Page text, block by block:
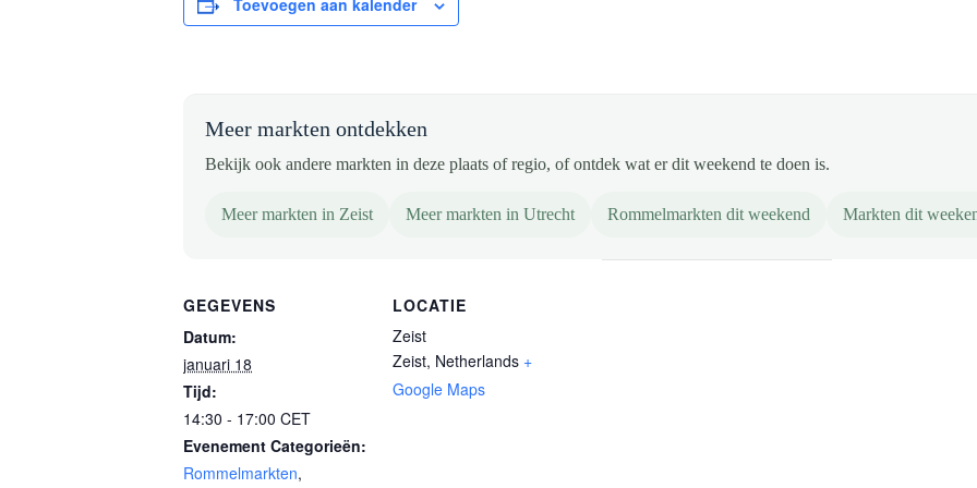
Toevoegen aan kalender
Meer markten ontdekken
Bekijk ook andere markten in deze plaats of regio, of ontdek wat er dit weekend te doen is.
Meer markten in Zeist Meer markten in Utrecht Rommelmarkten dit weekend Markten dit
GEGEVENS
Datum:
januari 18
Tijd:
14:30 - 17:00 CET
Evenement Categorieën:
Rommelmarkten,
LOCATIE
Zeist
Zeist, Netherlands +
Google Maps